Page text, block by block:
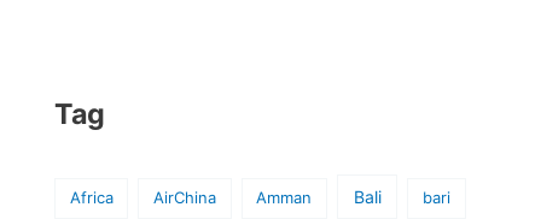
Tag
Africa AirChina Amman Bali bari